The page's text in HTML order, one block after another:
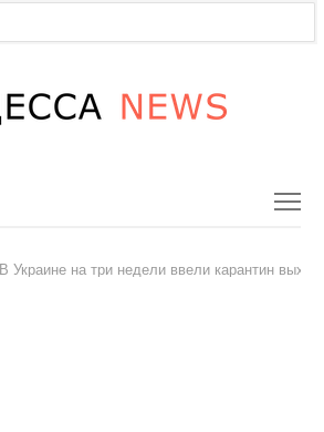
В Украине на три недели ввели карантин